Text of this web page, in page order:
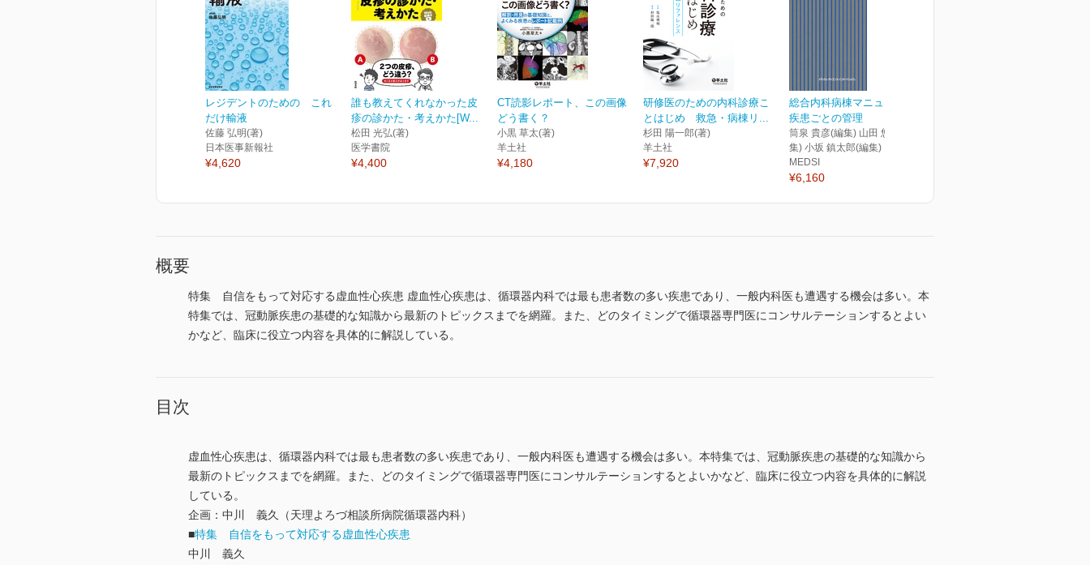
レジデントのための これ
だけ輸液
佐藤 弘明(著)
日本医事新報社
¥4,620
誰も教えてくれなかった皮
疹の診かた・考えかた[W...
松田 光弘(著)
医学書院
¥4,400
CT読影レポート、この画像
どう書く？
小黒 草太(著)
羊土社
¥4,180
研修医のための内科診療こ
とはじめ 救急・病棟リ...
杉田 陽一郎(著)
羊土社
¥7,920
総合内科病棟マニュアル
疾患ごとの管理
筒泉 貴彦(編集) 山田 悠史(編
集) 小坂 鎮太郎(編集)
MEDSI
¥6,160
概要
特集 自信をもって対応する虚血性心疾患 虚血性心疾患は、循環器内科では最も患者数の多い疾患であり、一般内科医も遭遇する機会は多い。本
特集では、冠動脈疾患の基礎的な知識から最新のトピックスまでを網羅。また、どのタイミングで循環器専門医にコンサルテーションするとよい
かなど、臨床に役立つ内容を具体的に解説している。
目次
虚血性心疾患は、循環器内科では最も患者数の多い疾患であり、一般内科医も遭遇する機会は多い。本特集では、冠動脈疾患の基礎的な知識から
最新のトピックスまでを網羅。また、どのタイミングで循環器専門医にコンサルテーションするとよいかなど、臨床に役立つ内容を具体的に解説
している。
企画：中川 義久（天理よろづ相談所病院循環器内科）
■特集 自信をもって対応する虚血性心疾患
中川 義久